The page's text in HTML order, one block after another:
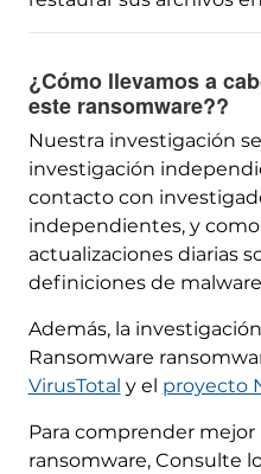
¿Cómo llevamos a
este ransomware??
Nuestra investigación
investigación
contacto con
independientes, y
actualizaciones diarias
definiciones de
Además, la
Ransomware
VirusTotal y el proyecto
Para comprender mejor
ransomware, Consulte